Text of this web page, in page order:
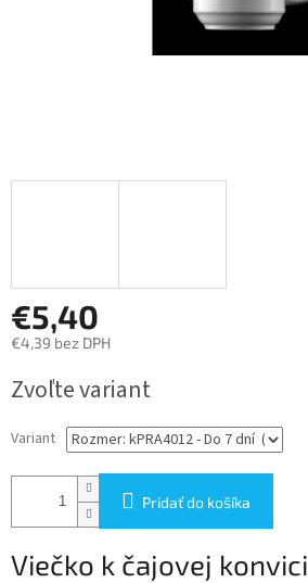
€5,40
€4,39 bez DPH
cena:
Zvoľte variant
Variant
Pridať do košíka
Viečko k čajovej konvici